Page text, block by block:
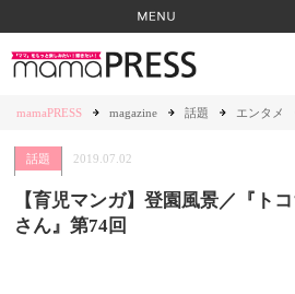
mamaPRESS magazine 話題 エンタメ
話題 2019.07.02
【育児マンガ】登園風景／『ト
さん』第74回